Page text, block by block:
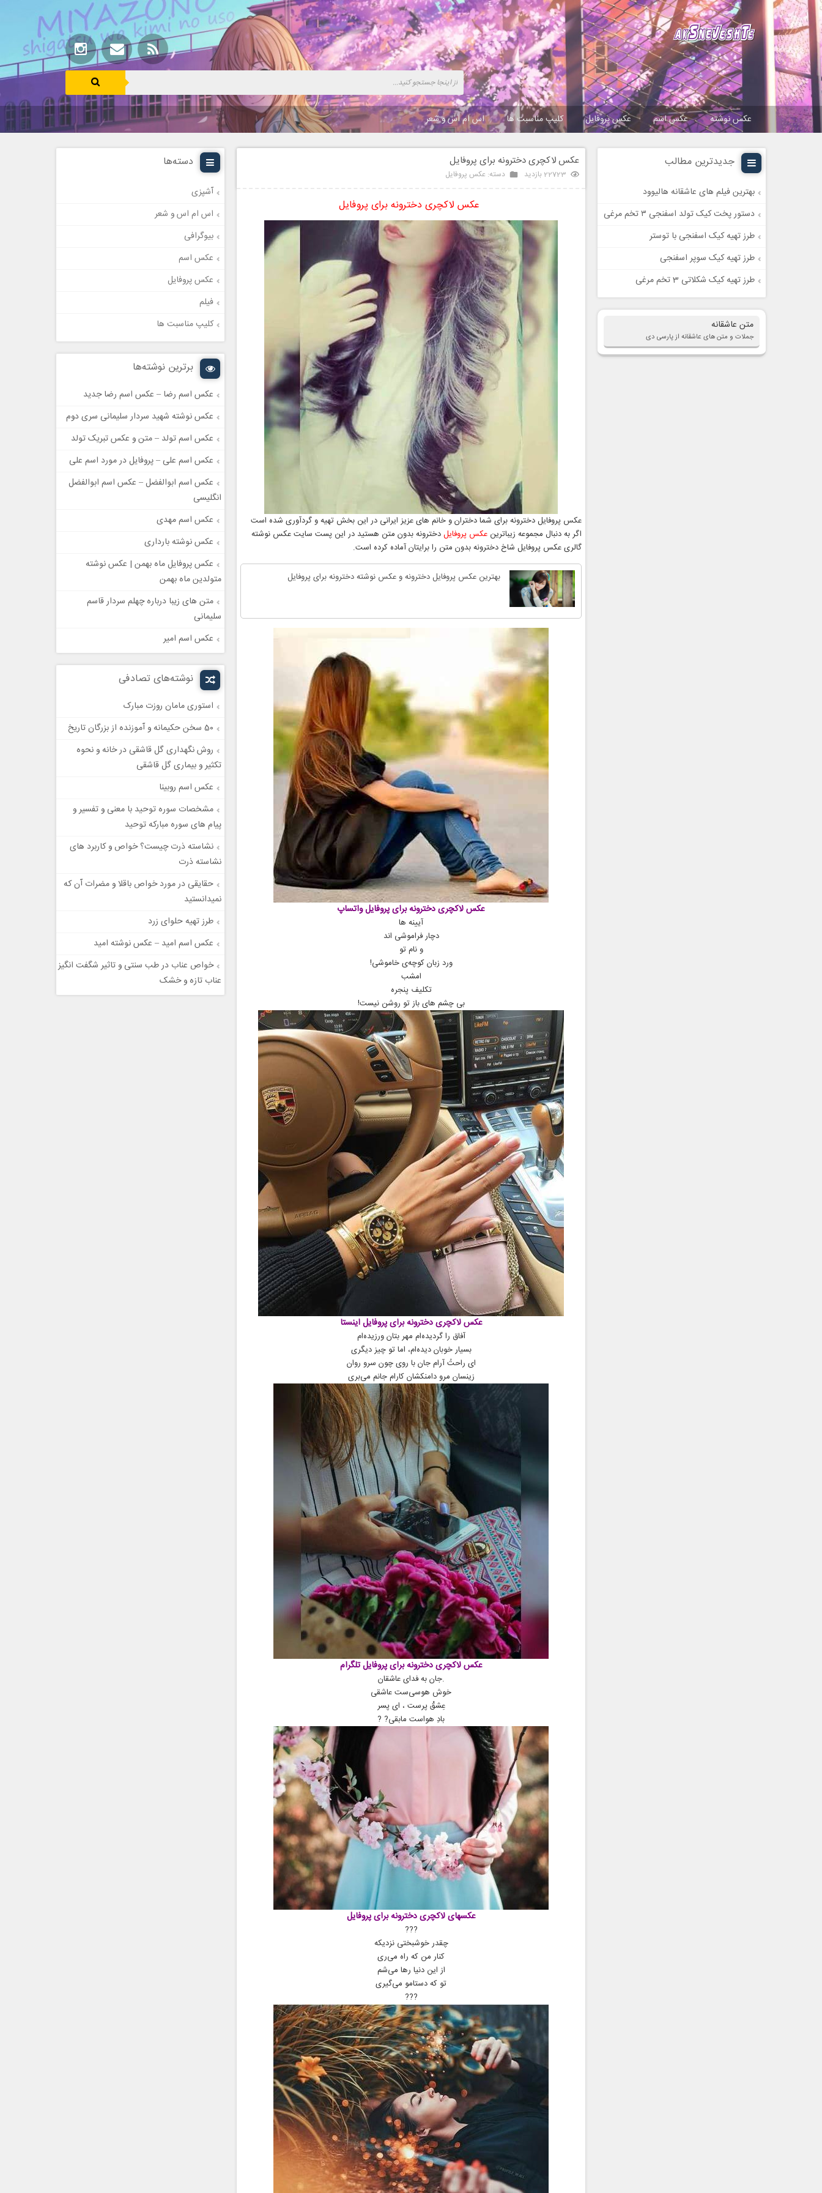
عکس نوشته عکس اسم عکس پروفایل کلیپ مناسبت ها اس ام اس و شعر
جدیدترین مطالب
بهترین فیلم های عاشقانه هالیوود
دستور پخت کیک تولد اسفنجی ۳ تخم مرغی
طرز تهیه کیک اسفنجی با توستر
طرز تهیه کیک سوپر اسفنجی
طرز تهیه کیک شکلاتی 3 تخم مرغی
متن عاشقانه
جملات و متن های عاشقانه از پارسی دی
عکس لاکچری دخترونه برای پروفایل
22723 بازدید دسته: عکس پروفایل
عکس لاکچری دخترونه برای پروفایل
عکس پروفایل دخترونه برای شما دختران و خانم های عزیز ایرانی در این بخش تهیه و گردآوری شده است
اگر به دنبال مجموعه زیباترین عکس پروفایل دخترونه بدون متن هستید در این پست سایت عکس نوشته
گالری عکس پروفایل شاخ دخترونه بدون متن را برایتان آماده کرده است.
بهترین عکس پروفایل دخترونه و عکس نوشته دخترونه برای پروفایل
عکس لاکچری دخترونه برای پروفایل واتساپ
آیینه ها
دچار فراموشی اند
و نام تو
ورد زبان کوچه‌ی خاموشی!
امشب
تکلیف پنجره
بی چشم های باز تو روشن نیست!
عکس لاکچری دخترونه برای پروفایل اینستا
آفاق را گردیده‌ام مهر بتان ورزیده‌ام
بسیار خوبان دیده‌ام، اما تو چیز دیگری
ای راحتُ آرام جان با روی چون سرو روان
زینسان مرو دامنکشان کارام جانم می‌بری
عکس لاکچری دخترونه برای پروفایل تلگرام
.جان به فدای عاشقان
خوش هوسی‌ست عاشقی
عِشقْ پرست ، ای پسر
بادِ هواست مابقی? ?
عکسهای لاکچری دخترونه برای پروفایل
???
چقدر خوشبختی نزدیکه
کنار من که راه می‌ری
از این دنیا رها می‌شم
تو که دستامو می‌گیری
???
دسته‌ها
آشپزی
اس ام اس و شعر
بیوگرافی
عکس اسم
عکس پروفایل
فیلم
کلیپ مناسبت ها
برترین نوشته‌ها
عکس اسم رضا – عکس اسم رضا جدید
عکس نوشته شهید سردار سلیمانی سری دوم
عکس اسم تولد – متن و عکس تبریک تولد
عکس اسم علی – پروفایل در مورد اسم علی
عکس اسم ابوالفضل – عکس اسم ابوالفضل
انگلیسی
عکس اسم مهدی
عکس نوشته بارداری
عکس پروفایل ماه بهمن | عکس نوشته
متولدین ماه بهمن
متن های زیبا درباره چهلم سردار قاسم
سلیمانی
عکس اسم امیر
نوشته‌های تصادفی
استوری مامان روزت مبارک
50 سخن حکیمانه و آموزنده از بزرگان تاریخ
روش نگهداری گل قاشقی در خانه و نحوه
تکثیر و بیماری گل قاشقی
عکس اسم روبینا
مشخصات سوره توحید با معنی و تفسیر و
پیام های سوره مبارکه توحید
نشاسته ذرت چیست؟ خواص و کاربرد های
نشاسته ذرت
حقایقی در مورد خواص باقلا و مضرات آن که
نمیدانستید
طرز تهیه حلوای زرد
عکس اسم امید – عکس نوشته امید
خواص عناب در طب سنتی و تاثیر شگفت انگیز
عناب تازه و خشک